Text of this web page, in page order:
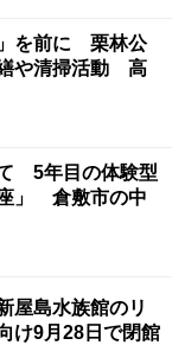
を前に 栗林公
や清掃活動 高
5年目の体験型
」 倉敷市の中
屋島水族館のリ
け9月28日で閉館